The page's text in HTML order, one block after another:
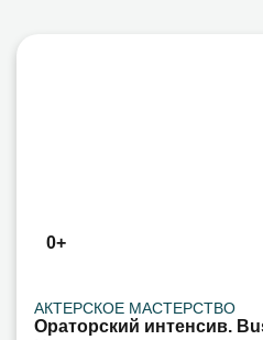
0+
АКТЕРСКОЕ МАСТЕРСТВО
Ораторский интенсив.